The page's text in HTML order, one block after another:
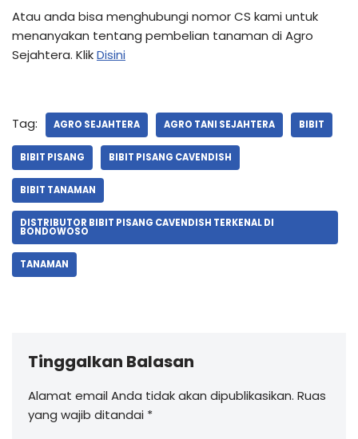
Atau anda bisa menghubungi nomor CS kami untuk
menanyakan tentang pembelian tanaman di Agro
Sejahtera. KlikDisini
Tag: AGRO SEJAHTERA AGRO TANI SEJAHTERA BIBIT
BIBIT PISANG BIBIT PISANG CAVENDISH
BIBIT TANAMAN
DISTRIBUTOR BIBIT PISANG CAVENDISH TERKENAL DI
BONDOWOSO
TANAMAN
Tinggalkan Balasan
Alamat email Anda tidak akan dipublikasikan. Ruas
yang wajib ditandai *